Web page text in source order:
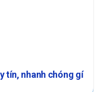
tín, nhanh chóng gí